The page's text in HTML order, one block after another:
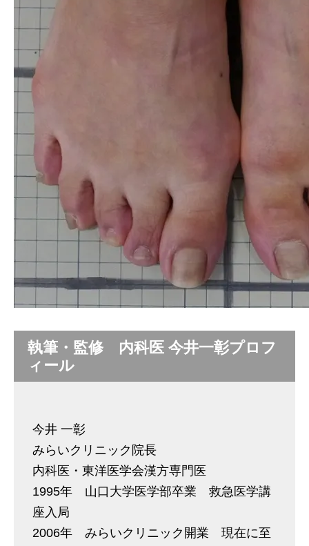
執筆・監修 内科医 今井一彰プロフ
ィール
今井 一彰
みらいクリニック院長
内科医・東洋医学会漢方専門医
1995年 山口大学医学部卒業 救急医学講
座入局
2006年 みらいクリニック開業 現在に至